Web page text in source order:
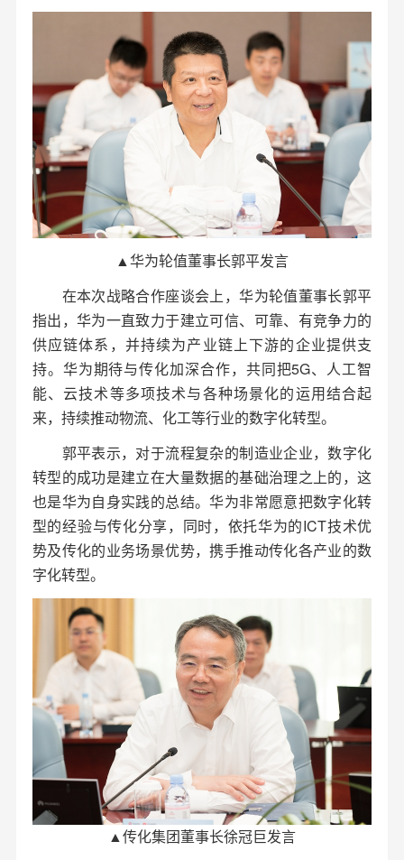
▲华为轮值董事长郭平发言
在本次战略合作座谈会上，华为轮值董事长郭平
指出，华为一直致力于建立可信、可靠、有竞争力的
供应链体系，并持续为产业链上下游的企业提供支
持。华为期待与传化加深合作，共同把5G、人工智
能、云技术等多项技术与各种场景化的运用结合起
来，持续推动物流、化工等行业的数字化转型。
郭平表示，对于流程复杂的制造业企业，数字化
转型的成功是建立在大量数据的基础治理之上的，这
也是华为自身实践的总结。华为非常愿意把数字化转
型的经验与传化分享，同时，依托华为的ICT技术优
势及传化的业务场景优势，携手推动传化各产业的数
字化转型。
▲传化集团董事长徐冠巨发言